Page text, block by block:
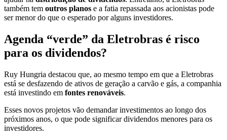
também tem outros planos e a fatia repassada aos acionistas pode
ser menor do que o esperado por alguns investidores.
Agenda “verde” da Eletrobras é risco
para os dividendos?
Ruy Hungria destacou que, ao mesmo tempo em que a Eletrobras
está se desfazendo de ativos de geração a carvão e gás, a companhia
está investindo em fontes renováveis.
Esses novos projetos vão demandar investimentos ao longo dos
próximos anos, o que pode significar dividendos menores para os
investidores.